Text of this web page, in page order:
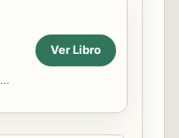
Ver Libro